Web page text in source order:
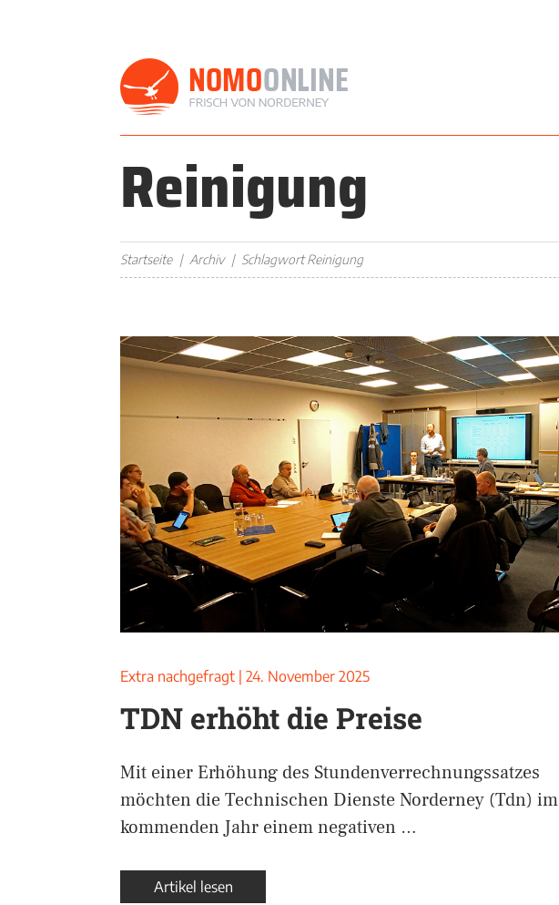
Reinigung
Startseite Archiv Schlagwort Reinigung
Extra nachgefragt 24. November 2025
TDN erhöht die Preise
Mit einer Erhöhung des Stundenverrechnungssatzes
möchten die Technischen Dienste Norderney (Tdn) im
kommenden Jahr einem negativen …
Artikel lesen